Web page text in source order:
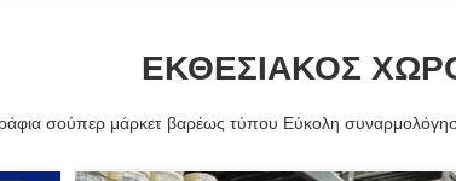
ΕΚΘΕΣΙΑΚΌΣ
σούπερ μάρκετ βαρέως τύπου Εύκολη